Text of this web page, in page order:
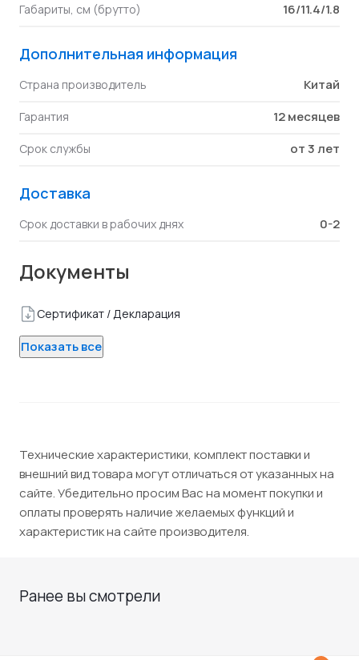
Габариты, см (брутто) 16/11.4/1.8
Дополнительная информация
Страна производитель Китай
Гарантия 12 месяцев
Срок службы от 3 лет
Доставка
Срок доставки в рабочих днях 0-2
Документы
Сертификат / Декларация
Показать все
Технические характеристики, комплект поставки и
внешний вид товара могут отличаться от указанных на
сайте. Убедительно просим Вас на момент покупки и
оплаты проверять наличие желаемых функций и
характеристик на сайте производителя.
Ранее вы смотрели